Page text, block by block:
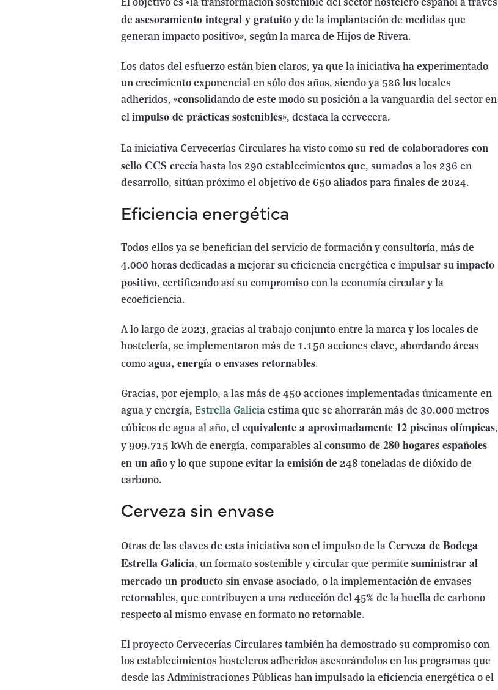
El objetivo es «la transformación sostenible del sector hostelero español a través
de asesoramiento integral y gratuito y de la implantación de medidas que
generan impacto positivo», según la marca de Hijos de Rivera.
Los datos del esfuerzo están bien claros, ya que la iniciativa ha experimentado
un crecimiento exponencial en sólo dos años, siendo ya 526 los locales
adheridos, «consolidando de este modo su posición a la vanguardia del sector en
el impulso de prácticas sostenibles», destaca la cervecera.
La iniciativa Cervecerías Circulares ha visto como su red de colaboradores con
sello CCS crecía hasta los 290 establecimientos que, sumados a los 236 en
desarrollo, sitúan próximo el objetivo de 650 aliados para finales de 2024.
Eficiencia energética
Todos ellos ya se benefician del servicio de formación y consultoría, más de
4.000 horas dedicadas a mejorar su eficiencia energética e impulsar su impacto
positivo, certificando así su compromiso con la economía circular y la
ecoeficiencia.
A lo largo de 2023, gracias al trabajo conjunto entre la marca y los locales de
hostelería, se implementaron más de 1.150 acciones clave, abordando áreas
como agua, energía o envases retornables.
Gracias, por ejemplo, a las más de 450 acciones implementadas únicamente en
agua y energía, Estrella Galicia estima que se ahorrarán más de 30.000 metros
cúbicos de agua al año, el equivalente a aproximadamente 12 piscinas olímpicas,
y 909.715 kWh de energía, comparables al consumo de 280 hogares españoles
en un año y lo que supone evitar la emisión de 248 toneladas de dióxido de
carbono.
Cerveza sin envase
Otras de las claves de esta iniciativa son el impulso de la Cerveza de Bodega
Estrella Galicia, un formato sostenible y circular que permite suministrar al
mercado un producto sin envase asociado, o la implementación de envases
retornables, que contribuyen a una reducción del 45% de la huella de carbono
respecto al mismo envase en formato no retornable.
El proyecto Cervecerías Circulares también ha demostrado su compromiso con
los establecimientos hosteleros adheridos asesorándolos en los programas que
desde las Administraciones Públicas han impulsado la eficiencia energética o el